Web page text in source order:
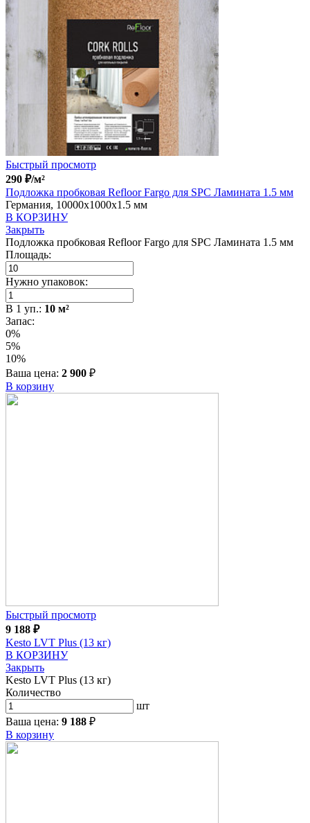
Быстрый просмотр
290 ₽/м²
Подложка пробковая Refloor Fargo для SPC Ламината 1.5 мм
Германия, 10000x1000x1.5 мм
В КОРЗИНУ
Закрыть
Подложка пробковая Refloor Fargo для SPC Ламината 1.5 мм
Площадь:
Нужно упаковок:
В 1 уп.: 10 м²
Запас:
0%
5%
10%
Ваша цена: 2 900 ₽
В корзину
Быстрый просмотр
9 188 ₽
Kesto LVT Plus (13 кг)
В КОРЗИНУ
Закрыть
Kesto LVT Plus (13 кг)
Количество
шт
Ваша цена: 9 188 ₽
В корзину